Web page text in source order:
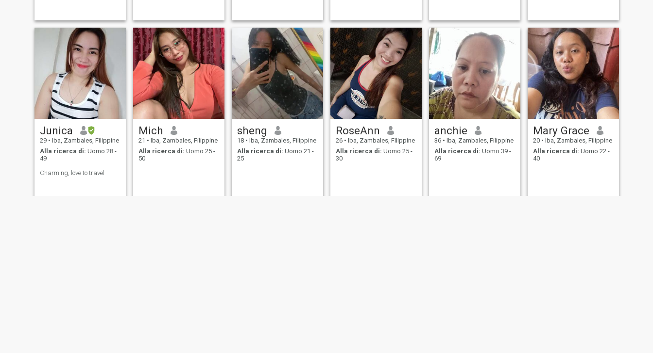
Junica
29 • Iba, Zambales, Filippine
Alla ricerca di: Uomo 28 -
49
Charming, love to travel
Mich
21 • Iba, Zambales, Filippine
Alla ricerca di: Uomo 25 -
50
sheng
18 • Iba, Zambales, Filippine
Alla ricerca di: Uomo 21 -
25
RoseAnn
26 • Iba, Zambales, Filippine
Alla ricerca di: Uomo 25 -
30
anchie
36 • Iba, Zambales, Filippine
Alla ricerca di: Uomo 39 -
69
Mary Grace
20 • Iba, Zambales, Filippine
Alla ricerca di: Uomo 22 -
40